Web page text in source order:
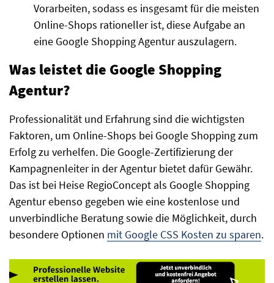
Vorarbeiten, sodass es insgesamt für die meisten
Online-Shops rationeller ist, diese Aufgabe an
eine Google Shopping Agentur auszulagern.
Was leistet die Google Shopping
Agentur?
Professionalität und Erfahrung sind die wichtigsten
Faktoren, um Online-Shops bei Google Shopping zum
Erfolg zu verhelfen. Die Google-Zertifizierung der
Kampagnenleiter in der Agentur bietet dafür Gewähr.
Das ist bei Heise RegioConcept als Google Shopping
Agentur ebenso gegeben wie eine kostenlose und
unverbindliche Beratung sowie die Möglichkeit, durch
besondere Optionen mit Google CSS Kosten zu sparen.